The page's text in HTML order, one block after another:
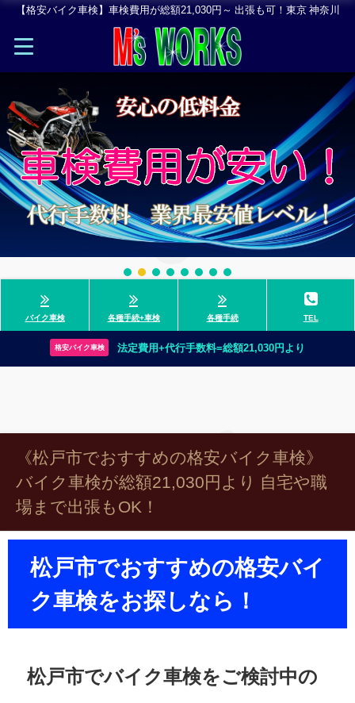
【格安バイク車検】車検費用が総額21,030円～ 出張も可！東京 神奈川
バイク車検 各種手続+車検 各種手続 TEL
格安バイク車検 法定費用+代行手数料=総額21,030円より
《松戸市でおすすめの格安バイク車検》
バイク車検が総額21,030円より 自宅や職
場まで出張もOK！
松戸市でおすすめの格安バイ
ク車検をお探しなら！
松戸市でバイク車検をご検討中の